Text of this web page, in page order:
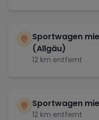
Sportwagen
(Allgäu)
12 km entfernt
Sportwagen
12 km entfernt